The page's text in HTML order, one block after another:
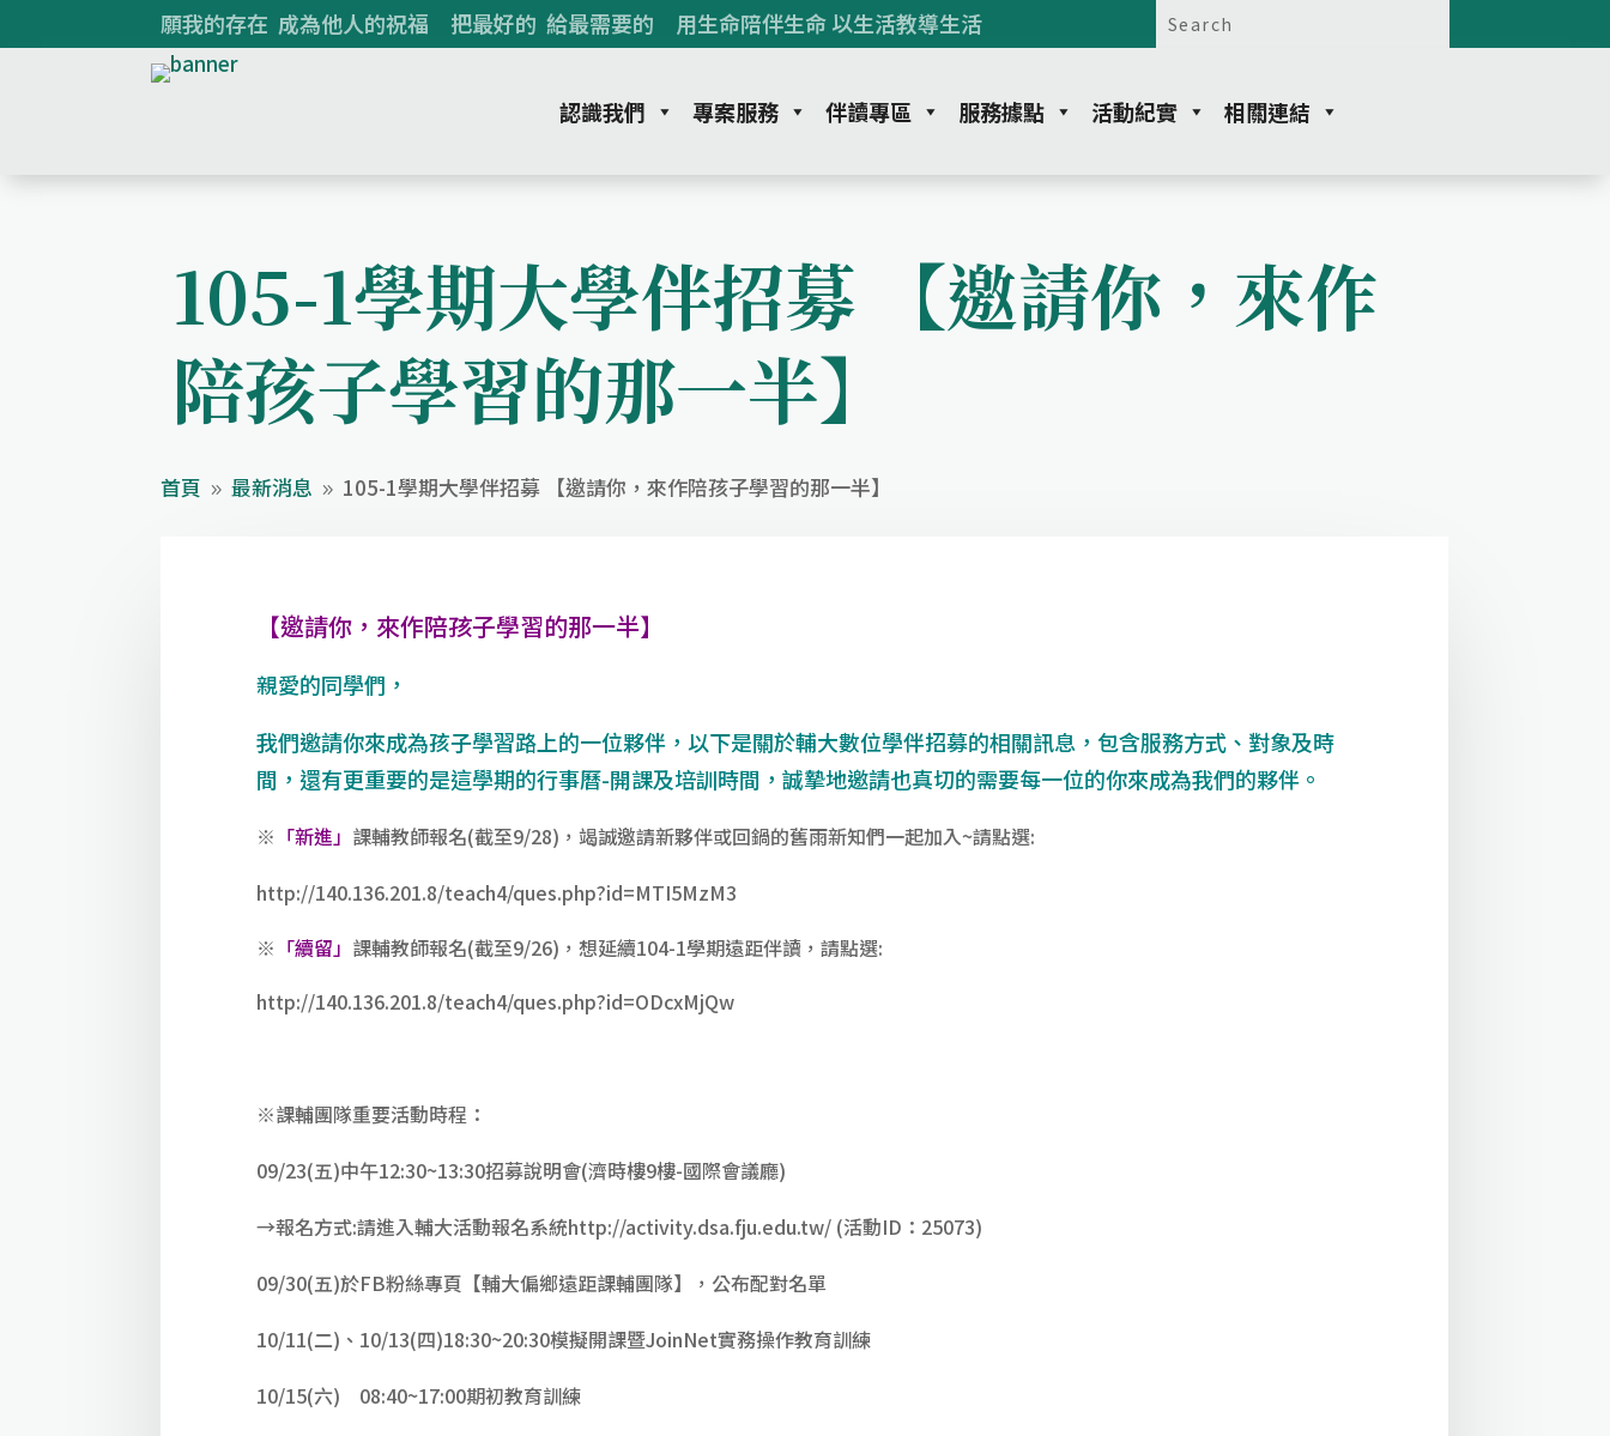
願我的存在 成為他人的祝福 把最好的 給最需要的 用生命陪伴生命 以生活教導生活
認識我們 專案服務 伴讀專區 服務據點 活動紀實 相關連結
105-1學期大學伴招募 【邀請你，來作
陪孩子學習的那一半】
首頁 9 最新消息 9 105-1學期大學伴招募 【邀請你，來作陪孩子學習的那一半】
【邀請你，來作陪孩子學習的那一半】
親愛的同學們，
我們邀請你來成為孩子學習路上的一位夥伴，以下是關於輔大數位學伴招募的相關訊息，包含服務方式、對象及時
間，還有更重要的是這學期的行事曆-開課及培訓時間，誠摯地邀請也真切的需要每一位的你來成為我們的夥伴。
※ 「新進」 課輔教師報名(截至9/28)，竭誠邀請新夥伴或回鍋的舊雨新知們一起加入~請點選:
http://140.136.201.8/teach4/ques.php?id=MTI5MzM3
※ 「續留」 課輔教師報名(截至9/26)，想延續104-1學期遠距伴讀，請點選:
http://140.136.201.8/teach4/ques.php?id=ODcxMjQw
※課輔團隊重要活動時程：
09/23(五)中午12:30~13:30招募說明會(濟時樓9樓-國際會議廳)
→報名方式:請進入輔大活動報名系統http://activity.dsa.fju.edu.tw/ (活動ID：25073)
09/30(五)於FB粉絲專頁【輔大偏鄉遠距課輔團隊】，公布配對名單
10/11(二)、10/13(四)18:30~20:30模擬開課暨JoinNet實務操作教育訓練
10/15(六) 08:40~17:00期初教育訓練